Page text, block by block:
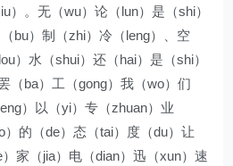
）。无（wu）论（lun）是（shi）
bu）制（zhi）冷（leng）、空
）水（shui）还（hai）是（shi）
（ba）工（gong）我（wo）们
）以（yi）专（zhuan）业
）的（de）态（tai）度（du）让
）家（jia）电（dian）迅（xun）速